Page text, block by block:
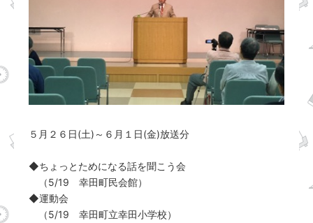
５月２６日(土)～６月１日(金)放送分
◆ちょっとためになる話を聞こう会
（5/19 幸田町民会館）
◆運動会
（5/19 幸田町立幸田小学校）